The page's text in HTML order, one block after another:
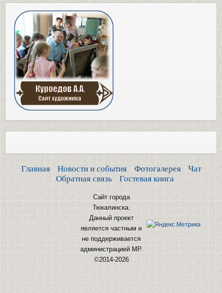
Главная Новости и события Фотогалерея
Чат
Обратная связь
Гостевая книга
Сайт города
Тюкалинска.
Данный проект
является частным и
не поддерживается
администрацией МР.
©2014-2026